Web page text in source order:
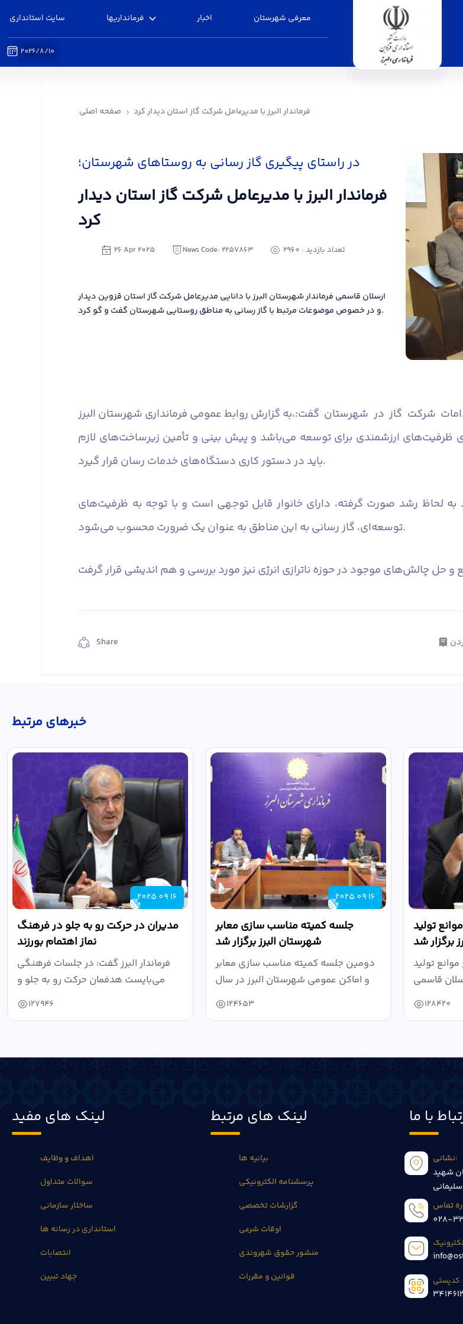
سایت استانداری فرمانداریها اخبار معرفی شهرستان
2026/8/10
صفحه اصلی فرماندار البرز با مدیرعامل شرکت گاز استان دیدار کرد
در راستای پیگیری گاز رسانی به روستاهای شهرستان؛
فرماندار البرز با مدیرعامل شرکت گاز استان دیدار
کرد
26 Apr 2025 News Code: 2257863 تعداد بازدید : 2960
ارسلان قاسمی فرماندار شهرستان البرز با دانایی مدیرعامل شرکت گاز استان قزوین دیدار
و در خصوص موضوعات مرتبط با گاز رسانی به مناطق روستایی شهرستان گفت و گو کرد.
به گزارش روابط عمومی فرمانداری شهرستان البرز،شرکت گاز در شهرستان گفت:
ظرفیت‌های ارزشمندی برای توسعه می‌باشد و پیش بینی و تأمین زیرساخت‌های لازم
باید در دستور کاری دستگاه‌های خدمات رسان قرار گیرد.
به لحاظ رشد صورت گرفته، دارای خانوار قابل توجهی است و با توجه به ظرفیت‌های
توسعه‌ای، گاز رسانی به این مناطق به عنوان یک ضرورت محسوب می‌شود.
Share
خبر‌های مرتبط
2025 09 16
مدیران در حرکت رو به جلو در فرهنگ
نماز اهتمام بورزند
فرماندار البرز گفت: در جلسات فرهنگی
می‌بایست هدفمان حرکت رو به جلو و
127946
2025 09 16
جلسه کمیته مناسب سازی معابر
شهرستان البرز برگزار شد
دومین جلسه کمیته مناسب سازی معابر
و اماکن عمومی شهرستان البرز در سال
۱۴۰۴ به...
124653
تولید
برگزار شد
تولید
128420
لینک های مفید
اهداف و وظایف
سوالات متداول
ساختار سازمانی
استانداری در رسانه ها
انتصابات
جهاد تبیین
لینک های مرتبط
بیانیه ها
پرسشنامه الکترونیکی
گزارشات تخصصی
اوقات شرعی
منشور حقوق شهروندی
قوانین و مقررات
با ما
نشانی:
شهید
سلیمانی
028-
کدپستی: